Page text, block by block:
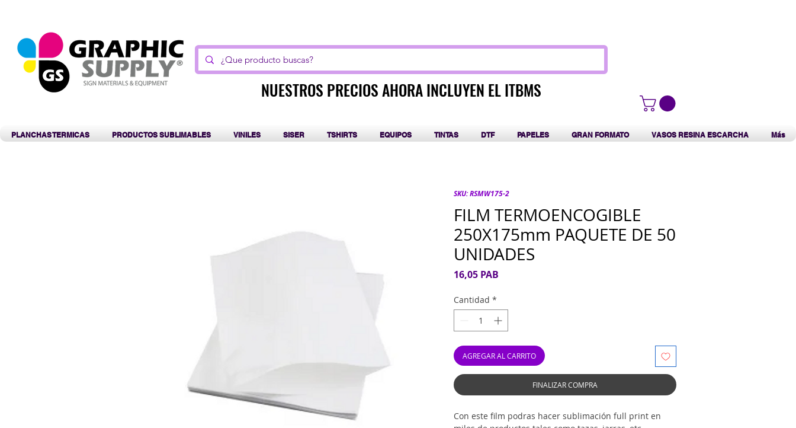
NUESTROS PRECIOS AHORA INCLUYEN EL ITBMS
NUESTROS PRECIOS AHORA INCLUYEN EL ITBMS
PLANCHAS TERMICAS PRODUCTOS SUBLIMABLES VINILES SISER TSHIRTS EQUIPOS TINTAS DTF PAPELES GRAN FORMATO VASOS RESINA ESCARCHA Más
SKU: RSMW175-2
FILM TERMOENCOGIBLE
250X175mm PAQUETE DE 50
UNIDADES
16,05 PAB
Cantidad *
AGREGAR AL CARRITO
FINALIZAR COMPRA
Con este film podras hacer sublimación full print en